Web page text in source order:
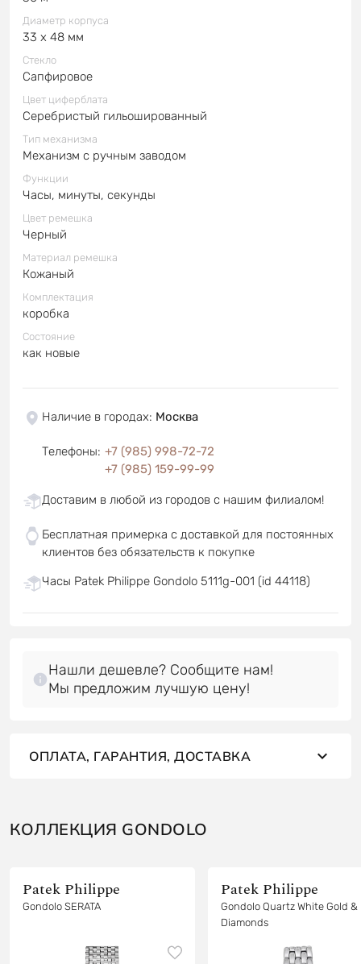
Диаметр корпуса
33 x 48 мм
Стекло
Сапфировое
Цвет циферблата
Серебристый гильошированный
Тип механизма
Механизм с ручным заводом
Функции
Часы, минуты, секунды
Цвет ремешка
Черный
Материал ремешка
Кожаный
Комплектация
коробка
Состояние
как новые
Наличие в городах: Москва
Телефоны: +7 (985) 998-72-72
+7 (985) 159-99-99
Доставим в любой из городов с нашим филиалом!
Бесплатная примерка с доставкой для постоянных
клиентов без обязательств к покупке
Часы Patek Philippe Gondolo 5111g-001 (id 44118)
Нашли дешевле? Сообщите нам!
Мы предложим лучшую цену!
ОПЛАТА, ГАРАНТИЯ, ДОСТАВКА
КОЛЛЕКЦИЯ GONDOLO
Patek Philippe
Gondolo SERATA
Patek Philippe
Gondolo Quartz White Gold &
Diamonds